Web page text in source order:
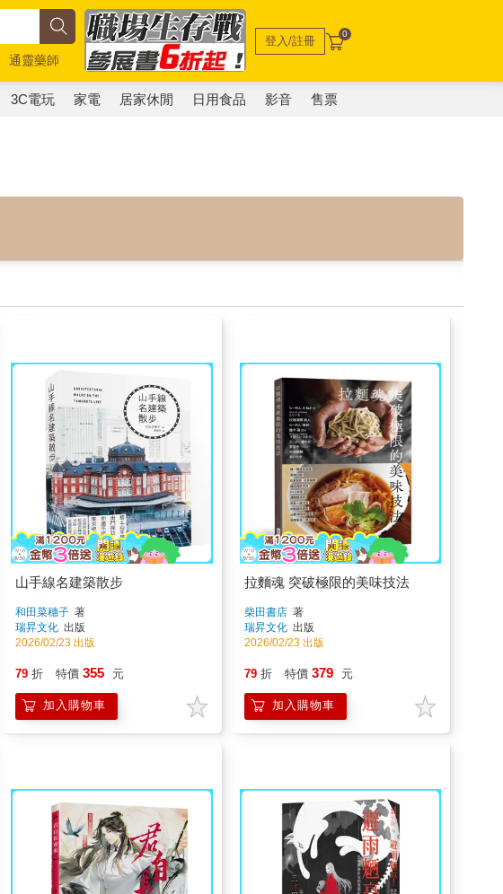
通靈藥師
登入/註冊 0
3C電玩 家電 居家休閒 日用食品 影音 售票
山手線名建築散步
和田菜穗子著
瑞昇文化 出版
2026/02/23 出版
79 折 特價 355 元
加入購物車
拉麵魂 突破極限的美味技法
柴田書店著
瑞昇文化 出版
2026/02/23 出版
79 折 特價 379 元
加入購物車